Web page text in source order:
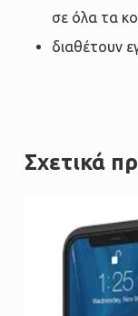
σε όλα τα
διαθέτουν
Σχετικά